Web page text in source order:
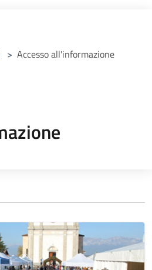
> Accesso all'informazione